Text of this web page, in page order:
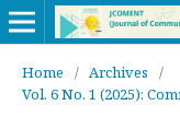
Home / Archives
/
Vol. 6 No. 1 (2025):